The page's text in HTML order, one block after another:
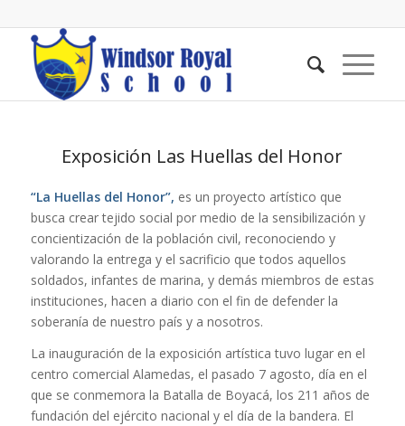
Exposición Las Huellas del Honor
“La Huellas del Honor”, es un proyecto artístico que
busca crear tejido social por medio de la sensibilización y
concientización de la población civil, reconociendo y
valorando la entrega y el sacrificio que todos aquellos
soldados, infantes de marina, y demás miembros de estas
instituciones, hacen a diario con el fin de defender la
soberanía de nuestro país y a nosotros.
La inauguración de la exposición artística tuvo lugar en el
centro comercial Alamedas, el pasado 7 agosto, día en el
que se conmemora la Batalla de Boyacá, los 211 años de
fundación del ejército nacional y el día de la bandera. El